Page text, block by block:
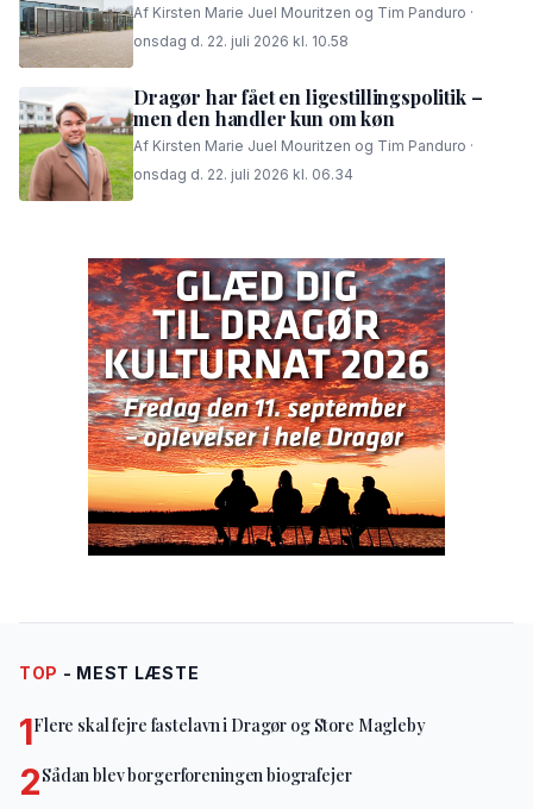
Af Kirsten Marie Juel Mouritzen og Tim Panduro ·
onsdag d. 22. juli 2026 kl. 10.58
Dragør har fået en ligestillingspolitik –
men den handler kun om køn
Af Kirsten Marie Juel Mouritzen og Tim Panduro ·
onsdag d. 22. juli 2026 kl. 06.34
TOP - MEST LÆSTE
1Flere skal fejre fastelavn i Dragør og Store Magleby
2Sådan blev borgerforeningen biografejer